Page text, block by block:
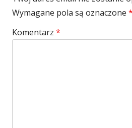
Wymagane pola są oznaczone *
Komentarz *